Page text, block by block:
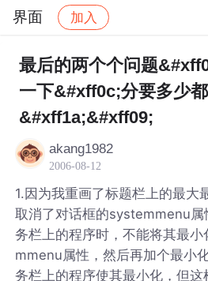
界面 加入
社区 界面 帖子详情
最后的两个个问题
一下&#xff0c;分要多少
&#xff1a;&#xff09;
akang1982
2006-08-12
1.因为我重画了标题栏上的最大
取消了对话框的systemmenu属
务栏上的程序时，不能将其最
mmenu属性，然后再加个最小
务栏上的程序使其最小化，但